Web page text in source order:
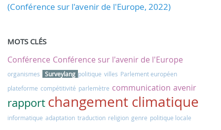
(Conférence sur l'avenir de l'Europe, 2022)
MOTS CLÉS
Conférence Conférence sur l'avenir de l'Europe
organismes Surveylang politique villes Parlement européen
plateforme compétitivité parlemètre communication avenir
rapport changement climatique
informatique adaptation traduction religion genre politique locale